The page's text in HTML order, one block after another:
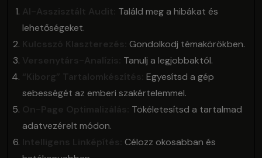
AI-Asszisztált Audit:
Találd meg a hibákat és
lehetőségeket.
Kulcsszó Klaszterezés:
Gondolkodj témakörökben.
Versenytárs-Analízis:
Tanulj a legjobbaktól.
“Kiborg” Tartalomkészítés:
Egyesítsd a gép
sebességét az emberi szakértelemmel.
On-Page Optimalizálás:
Tökéletesítsd a tartalmad
adatvezérelt módon.
Intelligens Linképítés:
Célozz okosabban és